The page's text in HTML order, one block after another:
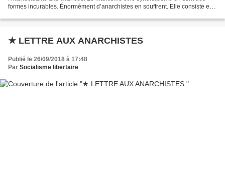
formes incurables. Énormément d’anarchistes en souffrent. Elle consiste en
★ LETTRE AUX ANARCHISTES
Publié le 26/09/2018 à 17:48
Par Socialisme libertaire